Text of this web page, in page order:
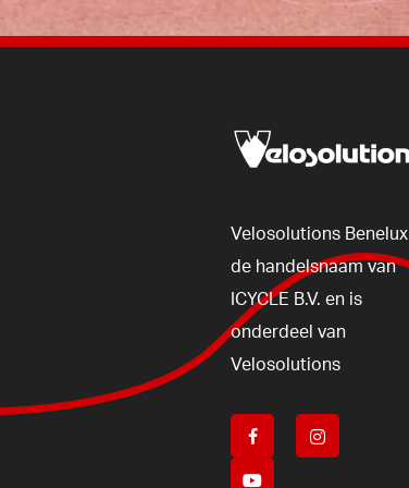
Velosolutions Benelux
de handelsnaam van
ICYCLE B.V. en is
onderdeel van
Velosolutions